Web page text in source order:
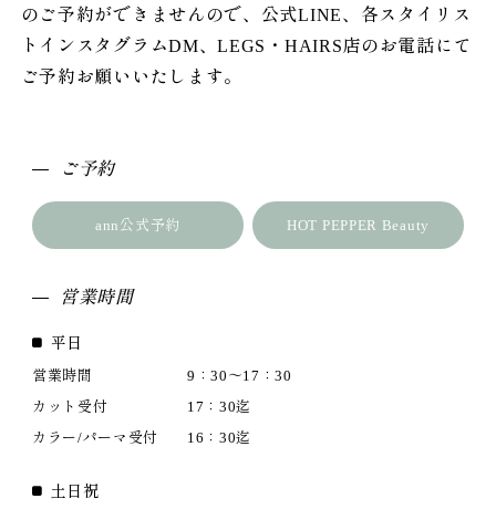
のご予約ができませんので、公式LINE、各スタイリス
トインスタグラムDM、LEGS・HAIRS店のお電話にて
ご予約お願いいたします。
ご予約
ann公式予約 HOT PEPPER Beauty
営業時間
平日
営業時間
9：30～17：30
カット受付
17：30迄
カラー/パーマ受付
16：30迄
土日祝